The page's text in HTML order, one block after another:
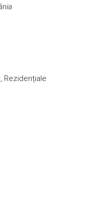
Rezidențiale